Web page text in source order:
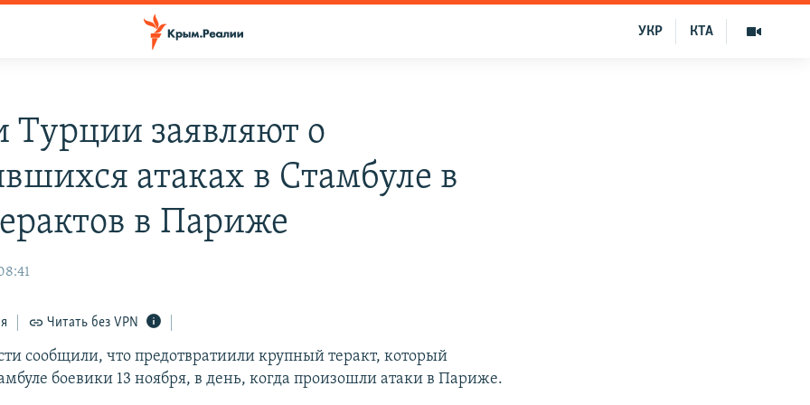
КТА
УКР
Турции заявляют о
атаках в Стамбуле в
в Париже
Читать без VPN
сообщили, что предотвратиили крупный теракт, который
боевики 13 ноября, в день, когда произошли атаки в Париже.